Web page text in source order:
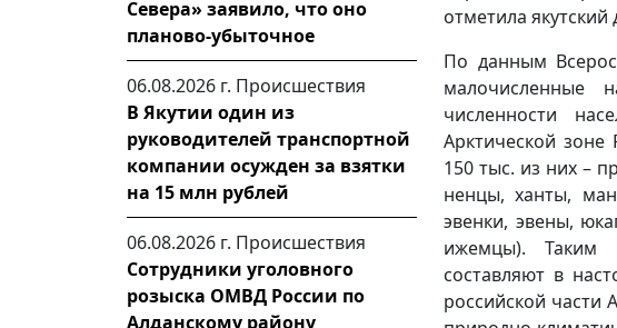
Севера» заявило, что оно
планово-убыточное
06.08.2026 г. Происшествия
В Якутии один из
руководителей транспортной
компании осужден за взятки
на 15 млн рублей
06.08.2026 г. Происшествия
Сотрудники уголовного
розыска ОМВД России по
Алданскому району
отметила якутский
По данным
малочисленные
численности
Арктической
150 тыс. из них –
ненцы, ханты,
эвенки, эвены,
ижемцы). Таким
составляют в
российской части